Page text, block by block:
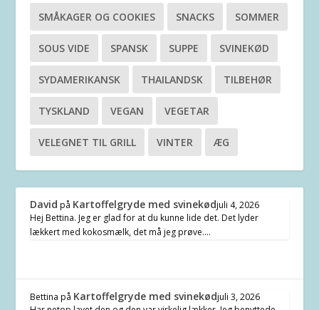
SMÅKAGER OG COOKIES SNACKS SOMMER
SOUS VIDE SPANSK SUPPE SVINEKØD
SYDAMERIKANSK THAILANDSK TILBEHØR
TYSKLAND VEGAN VEGETAR
VELEGNET TIL GRILL VINTER ÆG
David på Kartoffelgryde med svinekødjuli 4, 2026
Hej Bettina. Jeg er glad for at du kunne lide det. Det lyder
lækkert med kokosmælk, det må jeg prøve.…
Bettina på Kartoffelgryde med svinekødjuli 3, 2026